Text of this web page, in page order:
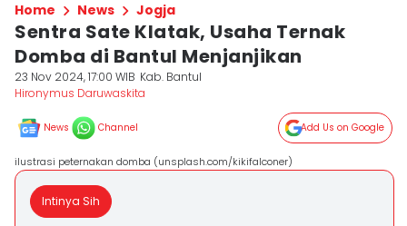
Home News Jogja
Sentra Sate Klatak, Usaha Ternak
Domba di Bantul Menjanjikan
23 Nov 2024, 17:00 WIB Kab. Bantul
Hironymus Daruwaskita
News Channel Add Us on Google
ilustrasi peternakan domba (unsplash.com/kikifalconer)
Intinya Sih